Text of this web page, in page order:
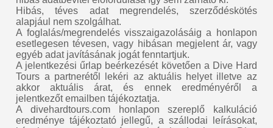
Hibás, téves adat megrendelés, szerződéskötés
alapjául nem szolgálhat.
A foglalás/megrendelés visszaigazolásáig a honlapon
esetlegesen tévesen, vagy hibásan megjelent ár, vagy
egyéb adat javításának jogát fenntartjuk.
A jelentkezési űrlap beérkezését követően a Dive Hard
Tours a partnerétől lekéri az aktuális helyet illetve az
akkor aktuális árat, és ennek eredményéről a
jelentkezőt emailben tájékoztatja.
A divehardtours.com honlapon szereplő kalkuláció
eredménye tájékoztató jellegű, a szállodai leírásokat,